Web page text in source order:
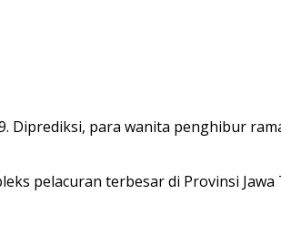
Diprediksi, para wanita penghibur
pelacuran terbesar di Provinsi Jawa